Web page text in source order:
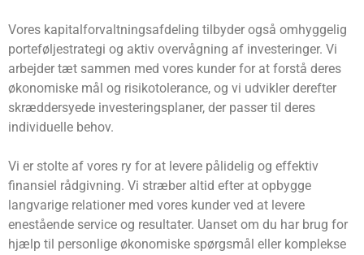
Vores kapitalforvaltningsafdeling tilbyder også omhyggelig
porteføljestrategi og aktiv overvågning af investeringer. Vi
arbejder tæt sammen med vores kunder for at forstå deres
økonomiske mål og risikotolerance, og vi udvikler derefter
skræddersyede investeringsplaner, der passer til deres
individuelle behov.
Vi er stolte af vores ry for at levere pålidelig og effektiv
finansiel rådgivning. Vi stræber altid efter at opbygge
langvarige relationer med vores kunder ved at levere
enestående service og resultater. Uanset om du har brug for
hjælp til personlige økonomiske spørgsmål eller komplekse